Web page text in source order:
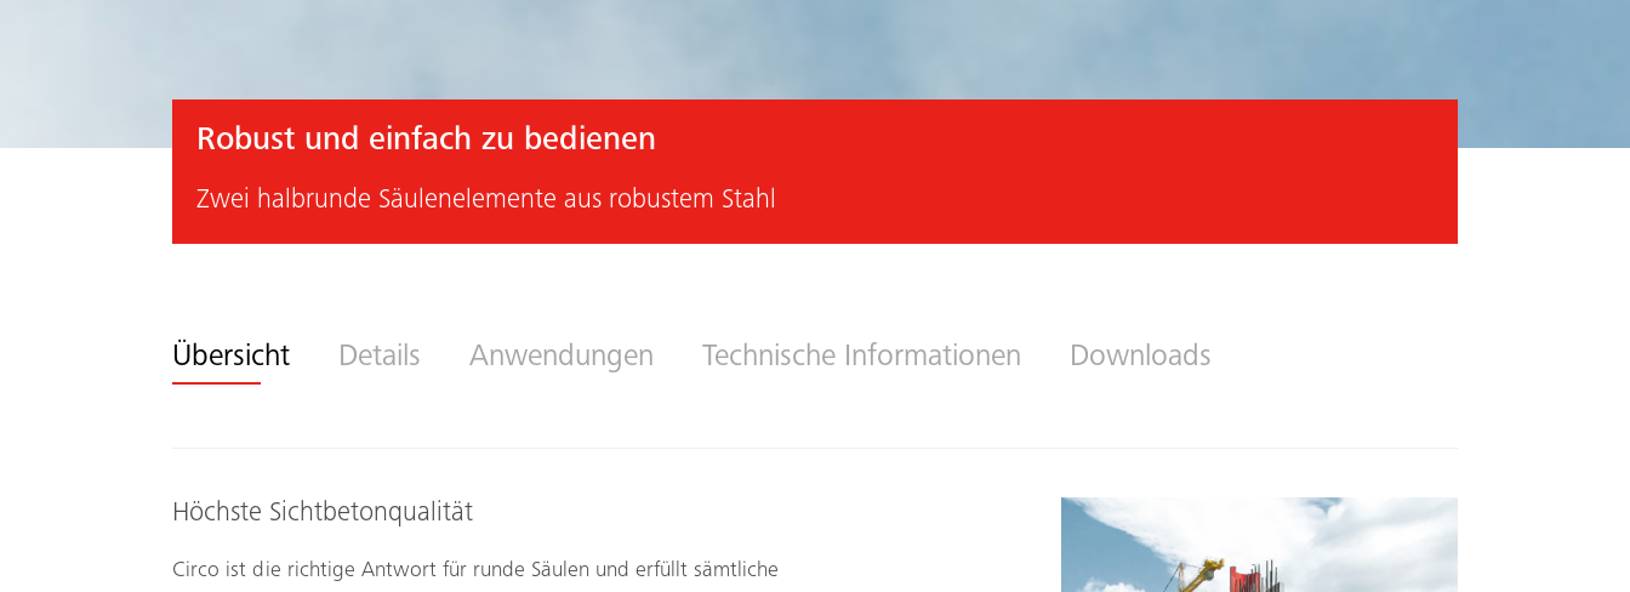
Robust und einfach zu bedienen
Zwei halbrunde Säulenelemente aus robustem Stahl
Übersicht Details Anwendungen Technische Informationen Downloads
Höchste Sichtbetonqualität
Circo ist die richtige Antwort für runde Säulen und erfüllt sämtliche